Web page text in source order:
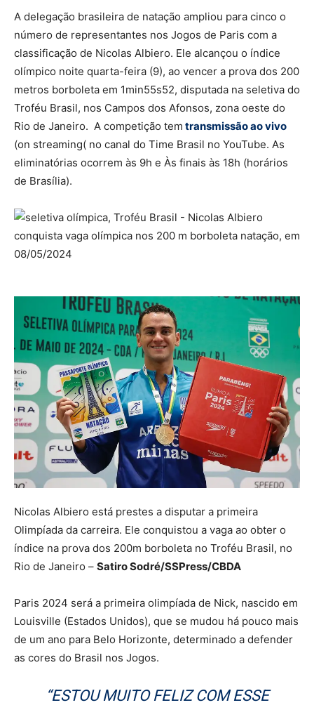
A delegação brasileira de natação ampliou para cinco o
número de representantes nos Jogos de Paris com a
classificação de Nicolas Albiero. Ele alcançou o índice
olímpico noite quarta-feira (9), ao vencer a prova dos 200
metros borboleta em 1min55s52, disputada na seletiva do
Troféu Brasil, nos Campos dos Afonsos, zona oeste do
Rio de Janeiro. A competição tem transmissão ao vivo
(on streaming( no canal do Time Brasil no YouTube. As
eliminatórias ocorrem às 9h e Às finais às 18h (horários
de Brasília).
Nicolas Albiero está prestes a disputar a primeira
Olimpíada da carreira. Ele conquistou a vaga ao obter o
índice na prova dos 200m borboleta no Troféu Brasil, no
Rio de Janeiro – Satiro Sodré/SSPress/CBDA
Paris 2024 será a primeira olimpíada de Nick, nascido em
Louisville (Estados Unidos), que se mudou há pouco mais
de um ano para Belo Horizonte, determinado a defender
as cores do Brasil nos Jogos.
“ESTOU MUITO FELIZ COM ESSE